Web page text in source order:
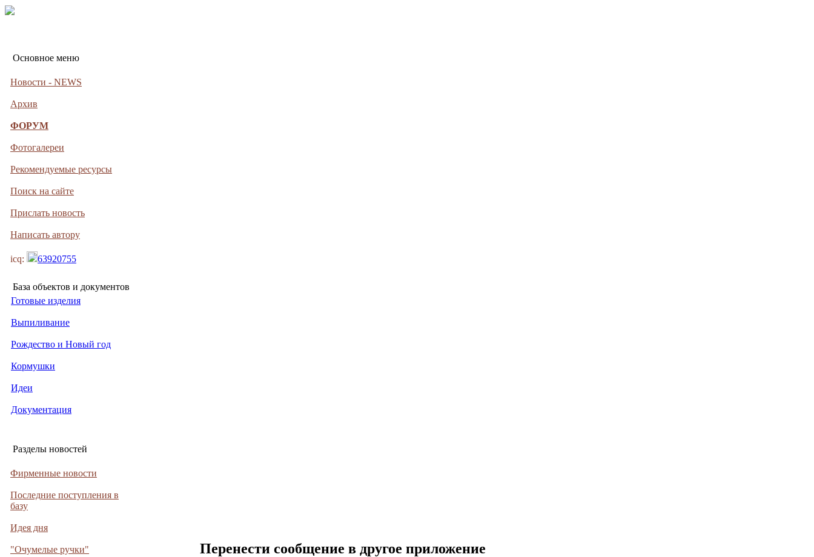
Основное меню
Новости - NEWS
Архив
ФОРУМ
Фотогалереи
Рекомендуемые ресурсы
Поиск на сайте
Прислать новость
Написать автору
icq: 63920755
База объектов и документов
Готовые изделия
Выпиливание
Рождество и Новый год
Кормушки
Идеи
Документация
Разделы новостей
Фирменные новости
Последние поступления в
базу
Идея дня
"Очумелые ручки" Перенести сообщение в другое приложение